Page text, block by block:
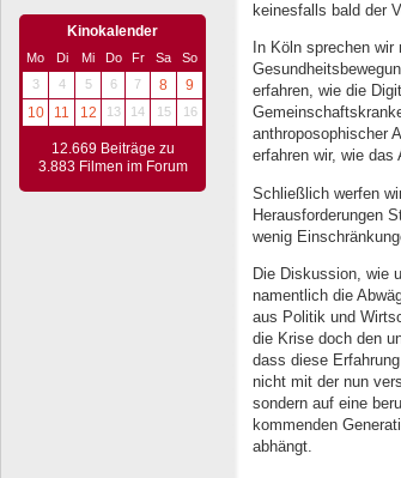
Kinokalender
Mo Di Mi Do Fr Sa
So
3
4 5 6 7 8
9
10
11 12 13 14 15 16
12.669 Beiträge zu
3.883 Filmen im Forum
keinesfalls bald der
In Köln sprechen
erfahren, wie die
anthroposophischer
erfahren wir, wie das
Schließlich werfen
Herausforderungen
wenig
Die Diskussion, wie
namentlich die
aus Politik und
die Krise doch den
dass diese
nicht mit der nun
sondern auf eine
kommenden
abhängt.